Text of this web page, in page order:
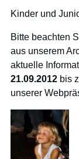
Kinder und
Bitte beachten
aus unserem
aktuelle
21.09.2012 bis
unserer